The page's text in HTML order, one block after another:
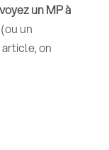
un MP à
(ou un
on